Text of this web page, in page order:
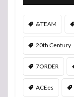
&TEAM
20th Century
7ORDER
ACEes